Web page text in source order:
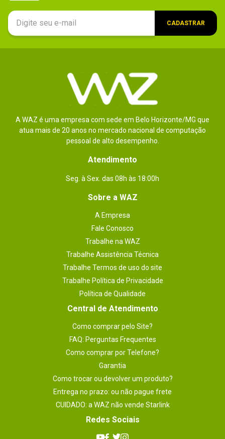
variar, dependendo do usuário, condições ambientais
e de computação.
Não se aplica
CADASTRAR
A WAZ é uma empresa com sede em Belo Horizonte/MG que
atua mais de 20 anos no mercado nacional de computação
pessoal de alto desempenho.
Atendimento
Seg. à Sex. das 08h às 18:00h
Sobre a WAZ
A Empresa
Fale Conosco
Trabalhe na WAZ
Trabalhe Assistência Técnica
Trabalhe Termos de uso do site
Trabalhe Política de Privacidade
Política de Qualidade
Central de Atendimento
Como comprar pelo Site?
FAQ: Perguntas Frequentes
Como comprar por Telefone?
Garantia
Como trocar ou devolver um produto?
Entrega no prazo: ou não pague frete
CUIDADO: a WAZ não vende Starlink
Redes Sociais